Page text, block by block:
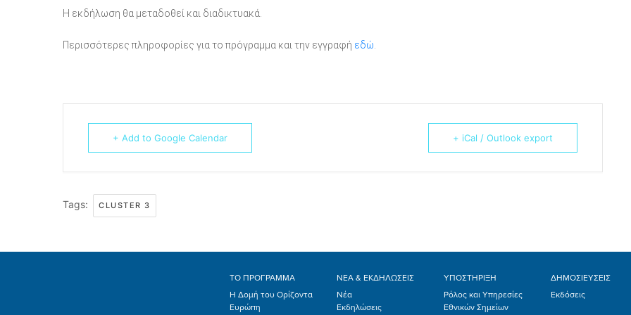
Η εκδήλωση θα μεταδοθεί και διαδικτυακά.
Περισσότερες πληροφορίες για το πρόγραμμα και την εγγραφή εδώ
+ Add to Google Calendar + iCal / Outlook export
Tags: CLUSTER 3
ΤΟ ΠΡΟΓΡΑΜΜΑ
Η Δομή του Ορίζοντα
Ευρώπη
ΝΕΑ & ΕΚΔΗΛΩΣΕΙΣ
Νέα
Εκδηλώσεις
ΥΠΟΣΤΗΡΙΞΗ
Ρόλος και Υπηρεσίες
Εθνικών Σημείων
ΔΗΜΟΣΙΕΥΣΕΙΣ
Εκδόσεις